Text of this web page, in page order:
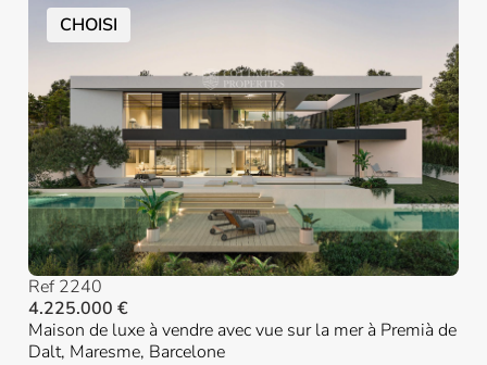
CHOISI
Ref 2240
4.225.000 €
Maison de luxe à vendre avec vue sur la mer à Premià de
Dalt, Maresme, Barcelone